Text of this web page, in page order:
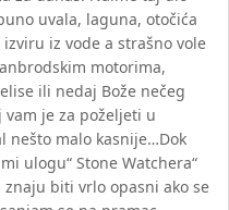
uvala, laguna, otočića
izviru iz vode a strašno vole
motorima,
ili nedaj Bože nečeg
je za poželjeti u
nešto malo kasnije…Dok
ulogu“ Stone Watchera“
biti vrlo opasni ako se